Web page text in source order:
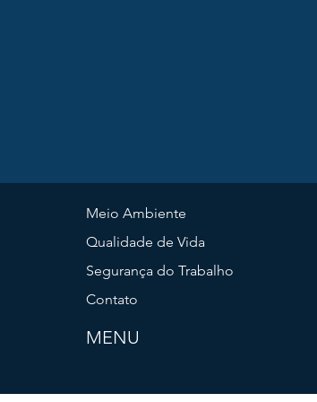
Meio Ambiente
Qualidade de Vida
Segurança do Trabalho
Contato
MENU